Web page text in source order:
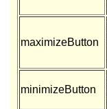
maximizeButton
minimizeButton